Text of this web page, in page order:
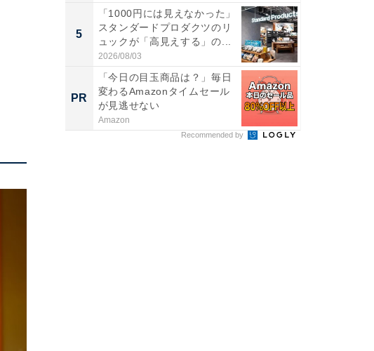
5
「1000円には見えなかった」
スタンダードプロダクツのリ
ュックが「高見えする」の...
2026/08/03
PR
「今日の目玉商品は？」毎日
変わるAmazonタイムセール
が見逃せない
Amazon
Recommended by